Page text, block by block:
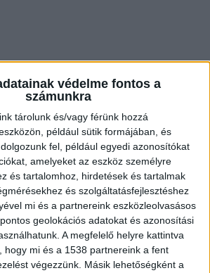
védelme fontos a
számunkra
tárolunk és/vagy férünk hozzá
például sütik formájában, és
fel, például egyedi azonosítókat
amelyeket az eszköz személyre
és tartalomhoz, hirdetések és tartalmak
és szolgáltatásfejlesztéshez
mi és a partnereink eszközleolvasásos
geolokációs adatokat és azonosítási
A megfelelő helyre kattintva
hogy mi és a 1538 partnereink a fent
végezzünk. Másik lehetőségként a
egészségügyet
és Tisztiorvosi
átfogó vizsgálata során 100
1700 osztályát világították át.
látleletet adnak
régóta húzódó,